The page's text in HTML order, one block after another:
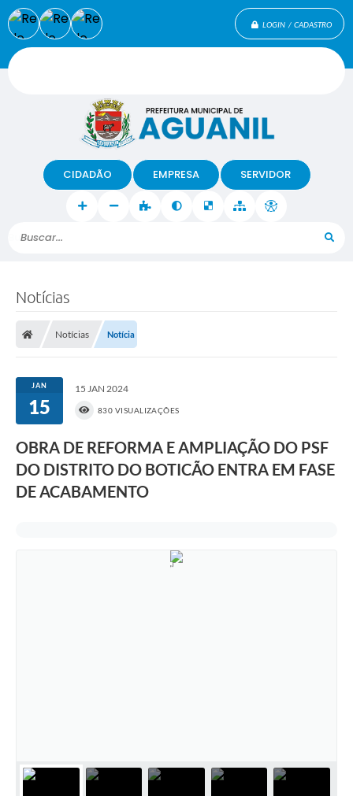
LOGIN / CADASTRO
Buscar...
CIDADÃO EMPRESA SERVIDOR
Notícias
Notícias Notícia
JAN
15
15 JAN 2024
830 VISUALIZAÇÕES
OBRA DE REFORMA E AMPLIAÇÃO DO PSF
DO DISTRITO DO BOTICÃO ENTRA EM FASE
DE ACABAMENTO